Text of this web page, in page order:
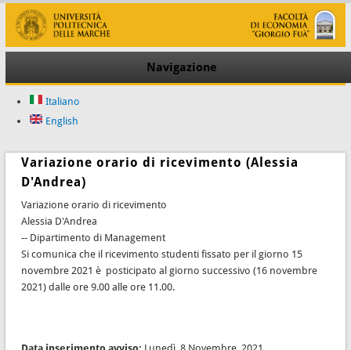
Navigazione
Italiano
English
Variazione orario di ricevimento (Alessia
D'Andrea)
Variazione orario di ricevimento
Alessia D'Andrea
-- Dipartimento di Management
Si comunica che il ricevimento studenti fissato per il giorno 15
novembre 2021 è posticipato al giorno successivo (16 novembre
2021) dalle ore 9.00 alle ore 11.00.